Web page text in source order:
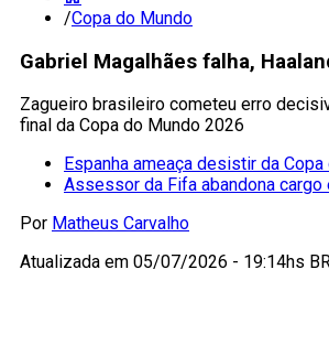
/Copa do Mundo
Gabriel Magalhães falha,
Zagueiro brasileiro cometeu erro
final da Copa do Mundo 2026
Espanha ameaça desistir da
Assessor da Fifa abandona cargo
Por Matheus Carvalho
Atualizada em 05/07/2026 - 19:14hs